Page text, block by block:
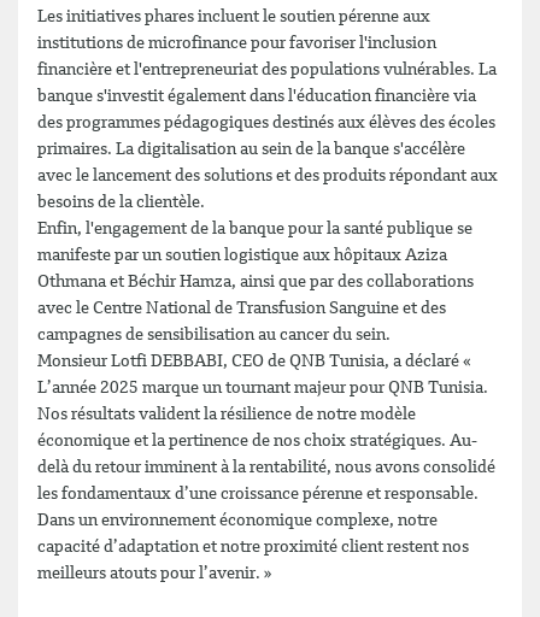
Les initiatives phares incluent le soutien pérenne aux
institutions de microfinance pour favoriser l'inclusion
financière et l'entrepreneuriat des populations vulnérables. La
banque s'investit également dans l'éducation financière via
des programmes pédagogiques destinés aux élèves des écoles
primaires. La digitalisation au sein de la banque s'accélère
avec le lancement des solutions et des produits répondant aux
besoins de la clientèle.
Enfin, l'engagement de la banque pour la santé publique se
manifeste par un soutien logistique aux hôpitaux Aziza
Othmana et Béchir Hamza, ainsi que par des collaborations
avec le Centre National de Transfusion Sanguine et des
campagnes de sensibilisation au cancer du sein.
Monsieur Lotfi DEBBABI, CEO de QNB Tunisia, a déclaré «
L’année 2025 marque un tournant majeur pour QNB Tunisia.
Nos résultats valident la résilience de notre modèle
économique et la pertinence de nos choix stratégiques. Au-
delà du retour imminent à la rentabilité, nous avons consolidé
les fondamentaux d’une croissance pérenne et responsable.
Dans un environnement économique complexe, notre
capacité d’adaptation et notre proximité client restent nos
meilleurs atouts pour l’avenir. »